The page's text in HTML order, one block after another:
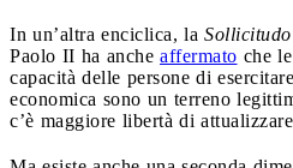
In un’altra enciclica, la
Paolo II ha anche affermato che
capacità delle persone di
economica sono un terreno
c’è maggiore libertà di